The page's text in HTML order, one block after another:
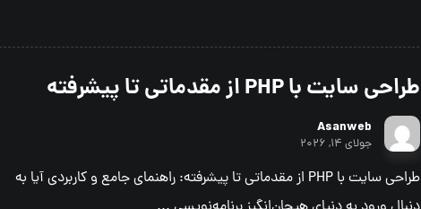
طراحی سایت با PHP از مقدماتی تا پیشرفته
Asanweb
جولای ۱۴, ۲۰۲۶
طراحی سایت با PHP از مقدماتی تا پیشرفته: راهنمای جامع و کاربردی آیا به